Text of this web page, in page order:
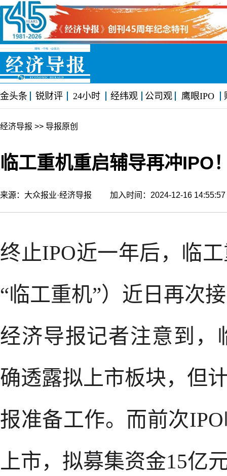
金头条 锐财评 24小时 经纬观 公司观 鹰眼IPO
经济导报 >> 导报原创
临工重机重启辅导再冲IPO
来源：大众报业·经济导报 加入时间：2024-12-16
终止IPO近一年后，临
“临工重机”）近日再次
经济导报记者注意到，
确透露拟上市板块，但
报准备工作。而前次
上市，拟募集资金15亿